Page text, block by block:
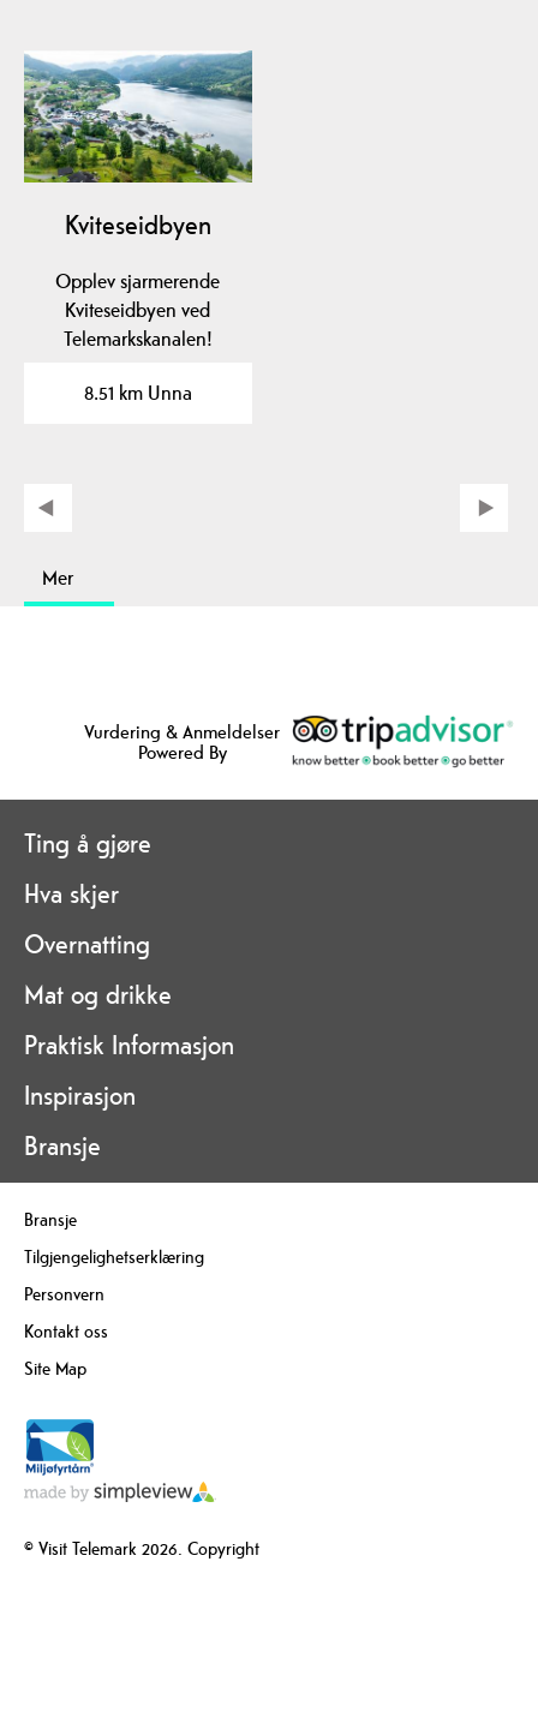
Kviteseidbyen
Opplev sjarmerende
Kviteseidbyen ved
Telemarkskanalen!
butikker og…
8.51 km Unna
Mer
Vurdering & Anmeldelser
Powered By
Ting å gjøre
Hva skjer
Overnatting
Mat og drikke
Praktisk Informasjon
Inspirasjon
Bransje
Bransje
Tilgjengelighetserklæring
Personvern
Kontakt oss
Site Map
© Visit Telemark 2026. Copyright